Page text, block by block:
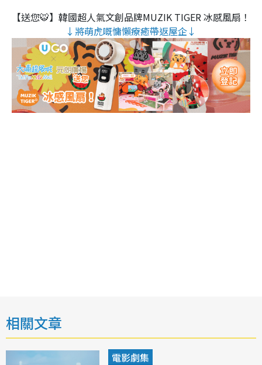
【送您🐯】韓國超人氣文創品牌MUZIK TIGER 冰感風扇！
↓將萌虎嘅慵懶療癒帶返屋企↓
相關文章
電影劇集